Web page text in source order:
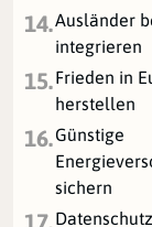
14.Ausländer
integrieren
15.Frieden in
herstellen
16.Günstige
sichern
17.